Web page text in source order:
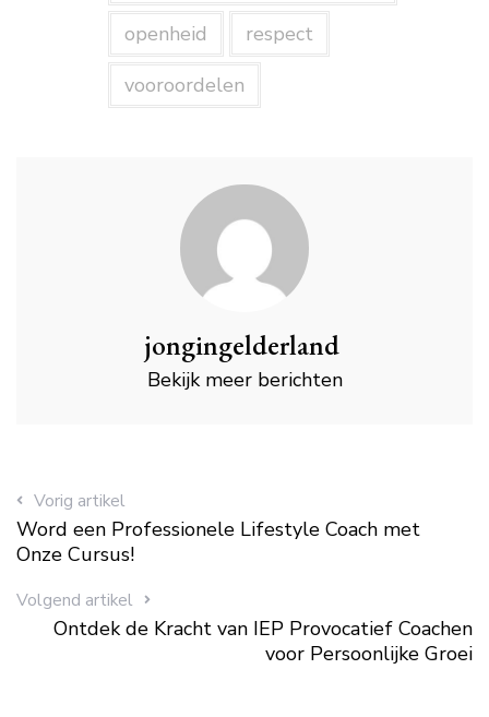
openheid
respect
vooroordelen
jongingelderland
Bekijk meer berichten
Vorig artikel
Word een Professionele Lifestyle Coach met
Onze Cursus!
Volgend artikel
Ontdek de Kracht van IEP Provocatief Coachen
voor Persoonlijke Groei